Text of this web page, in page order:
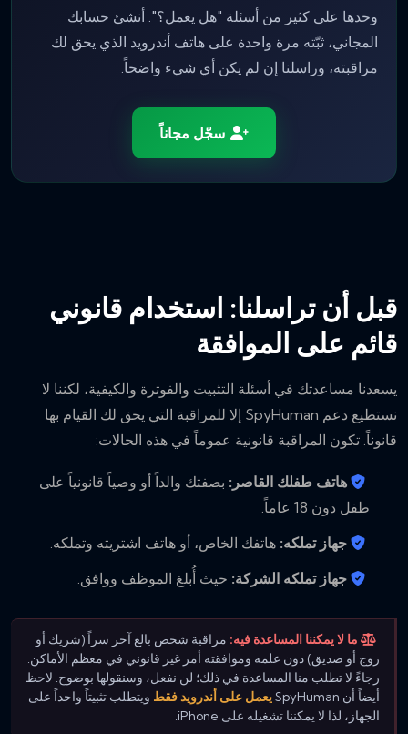
وحدها على كثير من أسئلة "هل يعمل؟". أنشئ حسابك
المجاني، ثبّته مرة واحدة على هاتف أندرويد الذي يحق لك
مراقبته، وراسلنا إن لم يكن أي شيء واضحاً.
سجّل مجاناً
قبل أن تراسلنا: استخدام قانوني
قائم على الموافقة
يسعدنا مساعدتك في أسئلة التثبيت والفوترة والكيفية، لكننا لا
نستطيع دعم SpyHuman إلا للمراقبة التي يحق لك القيام بها
قانوناً. تكون المراقبة قانونية عموماً في هذه الحالات:
هاتف طفلك القاصر: بصفتك والداً أو وصياً قانونياً على
طفل دون 18 عاماً.
جهاز تملكه: هاتفك الخاص، أو هاتف اشتريته وتملكه.
جهاز تملكه الشركة: حيث أُبلغ الموظف ووافق.
ما لا يمكننا المساعدة فيه: مراقبة شخص بالغ آخر سراً (شريك أو
زوج أو صديق) دون علمه وموافقته أمر غير قانوني في معظم الأماكن.
رجاءً لا تطلب منا المساعدة في ذلك؛ لن نفعل، وسنقولها بوضوح. لاحظ
أيضاً أن SpyHuman
يعمل على أندرويد فقط ويتطلب تثبيتاً واحداً على
الجهاز، لذا لا يمكننا تشغيله على iPhone.